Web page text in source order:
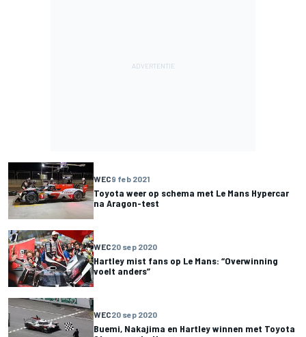
WEC9 feb 2021
Toyota weer op schema met Le Mans Hypercar
na Aragon-test
WEC20 sep 2020
Hartley mist fans op Le Mans: “Overwinning
voelt anders”
WEC20 sep 2020
Buemi, Nakajima en Hartley winnen met Toyota